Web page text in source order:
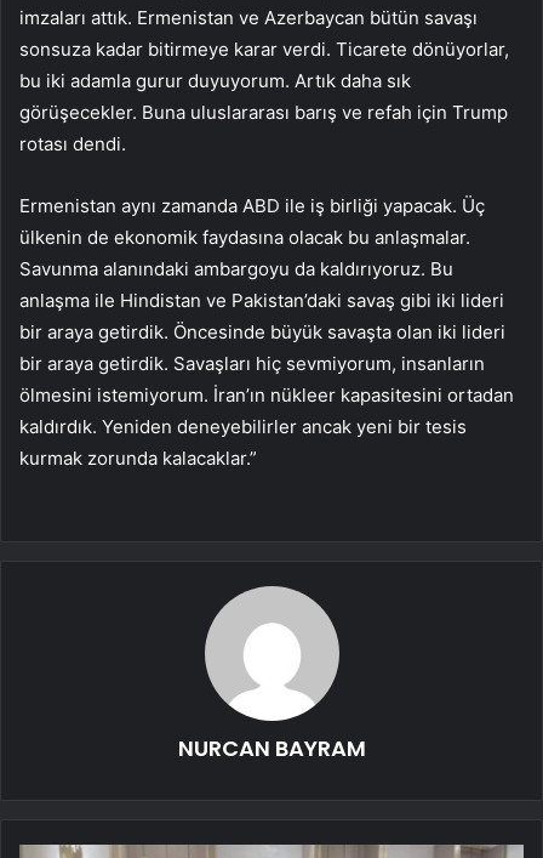
imzaları attık. Ermenistan ve Azerbaycan bütün savaşı
sonsuza kadar bitirmeye karar verdi. Ticarete dönüyorlar,
bu iki adamla gurur duyuyorum. Artık daha sık
görüşecekler. Buna uluslararası barış ve refah için Trump
rotası dendi.
Ermenistan aynı zamanda ABD ile iş birliği yapacak. Üç
ülkenin de ekonomik faydasına olacak bu anlaşmalar.
Savunma alanındaki ambargoyu da kaldırıyoruz. Bu
anlaşma ile Hindistan ve Pakistan’daki savaş gibi iki lideri
bir araya getirdik. Öncesinde büyük savaşta olan iki lideri
bir araya getirdik. Savaşları hiç sevmiyorum, insanların
ölmesini istemiyorum. İran’ın nükleer kapasitesini ortadan
kaldırdık. Yeniden deneyebilirler ancak yeni bir tesis
kurmak zorunda kalacaklar.”
NURCAN BAYRAM